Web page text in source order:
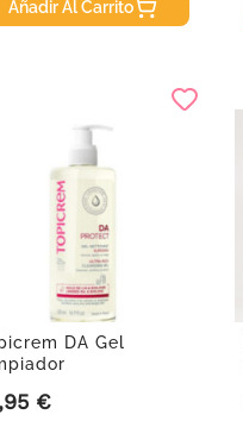
Añadir Al Carrito
DA Gel
€